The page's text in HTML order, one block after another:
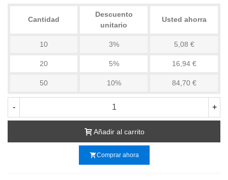
Cantidad
Descuento
unitario
Usted ahorra
10 3% 5,08 €
20 5% 16,94 €
50 10% 84,70 €
- +
Añadir al carrito
shopping_cartComprar ahora